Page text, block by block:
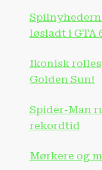
løsladt i GTA
Ikonisk
Golden Sun!
Spider-Man
rekordtid
Mørkere og